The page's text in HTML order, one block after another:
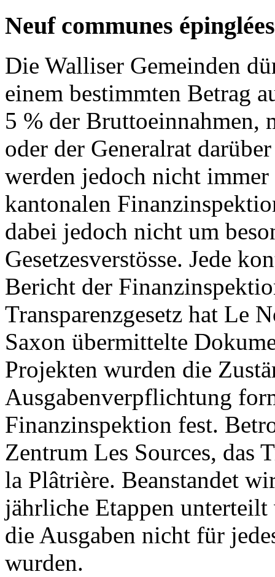
Neuf communes épinglées
Die Walliser Gemeinden
einem bestimmten Betrag
5 % der Bruttoeinnahmen,
oder der Generalrat
werden jedoch nicht
kantonalen
dabei jedoch nicht um
Gesetzesverstösse. Jede
Bericht der
Transparenzgesetz hat Le
Saxon übermittelte
Projekten wurden die
Ausgabenverpflichtung
Finanzinspektion fest.
Zentrum Les Sources, das
la Plâtrière. Beanstandet
jährliche Etappen unterteilt
die Ausgaben nicht für
wurden.